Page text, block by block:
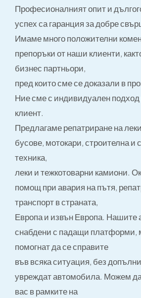
Професионалният опит и
успех са гаранция за добре
Имаме много положителни
препоръки от наши клиенти,
бизнес партньори,
пред които сме се доказали в
Ние сме с индивидуален подход
клиент.
Предлагаме репатриране на
бусове, мотокари, строителна и
техника,
леки и тежкотоварни камиони.
помощ при авария на пътя,
транспорт в страната,
Европа и извън Европа. Нашите
снабдени с падащи платформи,
помогнат да се справите
във всяка ситуация, без
увреждат автомобила. Можем
вас в рамките на